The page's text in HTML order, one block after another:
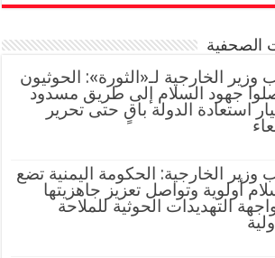
الصحفية
وزير الخارجية لـ«الثورة»: الحوثيون
جهود السلام إلى طريق مسدود
استعادة الدولة باقٍ حتى تحرير
وزير الخارجية: الحكومة اليمنية تضع
أولوية وتواصل تعزيز جاهزيتها
التهديدات الحوثية للملاحة